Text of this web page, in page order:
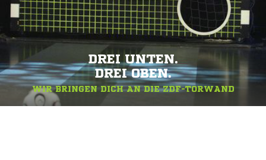
DREI UNTEN.
DREI OBEN.
WIR BRINGEN DICH AN DIE ZDF-TORWAND